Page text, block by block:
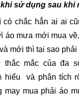
sử dụng sau khi
có chắc hẳn ai ai
áo mưa mới mua
mới thì tại sao
mắc của đa
hiểu  và phân tích
may mua phải áo